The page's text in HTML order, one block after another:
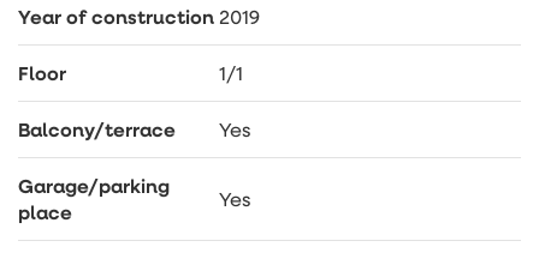
Year of construction 2019
Floor 1/1
Balcony/terrace Yes
Garage/parking
place
Yes